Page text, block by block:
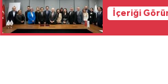
İçeriği